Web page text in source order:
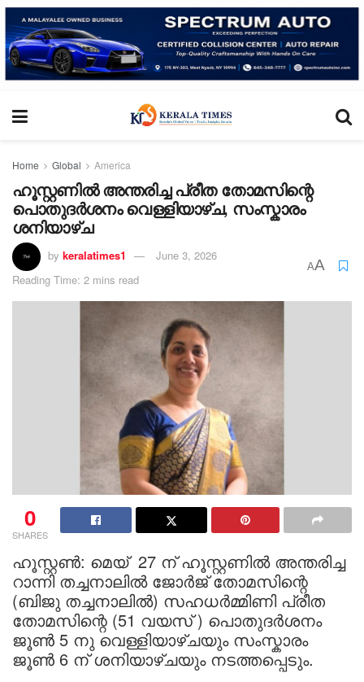
Home Global America
ഹൂസ്റ്റണിൽ അന്തരിച്ച പ്രീത തോമസിന്റെ
പൊതുദർശനം വെള്ളിയാഴ്ച, സംസ്കാരം
ശനിയാഴ്ച
by keralatimes1
June 3, 2026
Reading Time: 2 mins read
AA
0
SHARES
ഹൂസ്റ്റൺ: മെയ് 27 ന് ഹൂസ്റ്റണിൽ അന്തരിച്ച
റാന്നി തച്ചനാലിൽ ജോർജ് തോമസിന്റെ
(ബിജു തച്ചനാലിൽ) സഹധർമ്മിണി പ്രീത
തോമസിന്റെ (51 വയസ് ) പൊതുദർശനം
ജൂൺ 5 നു വെള്ളിയാഴ്ചയും സംസ്കാരം
ജൂൺ 6 ന് ശനിയാഴ്ചയും നടത്തപ്പെടും.